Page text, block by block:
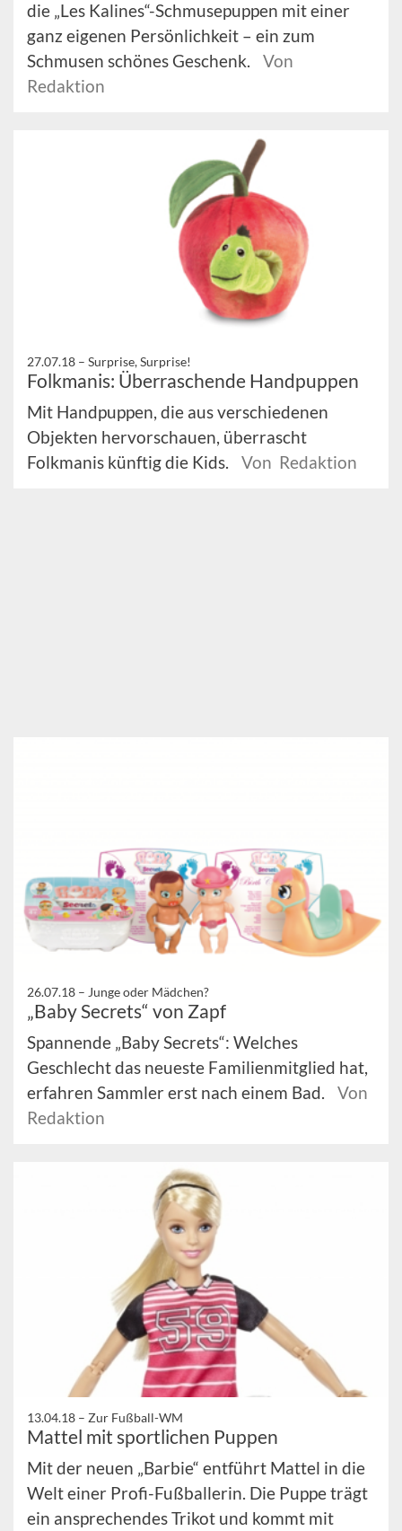
die „Les Kalines“-Schmusepuppen mit einer
ganz eigenen Persönlichkeit – ein zum
Schmusen schönes Geschenk.
Von
Redaktion
27.07.18 – Surprise, Surprise!
Folkmanis: Überraschende Handpuppen
Mit Handpuppen, die aus verschiedenen
Objekten hervorschauen, überrascht
Folkmanis künftig die Kids.
Von Redaktion
26.07.18 – Junge oder Mädchen?
„Baby Secrets“ von Zapf
Spannende „Baby Secrets“: Welches
Geschlecht das neueste Familienmitglied hat,
erfahren Sammler erst nach einem Bad.
Von
Redaktion
13.04.18 – Zur Fußball-WM
Mattel mit sportlichen Puppen
Mit der neuen „Barbie“ entführt Mattel in die
Welt einer Profi-Fußballerin. Die Puppe trägt
ein ansprechendes Trikot und kommt mit